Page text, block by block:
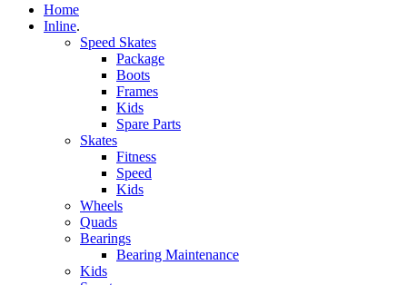
Home
Inline.
Speed Skates
Package
Boots
Frames
Kids
Spare Parts
Skates
Fitness
Speed
Kids
Wheels
Quads
Bearings
Bearing Maintenance
Kids